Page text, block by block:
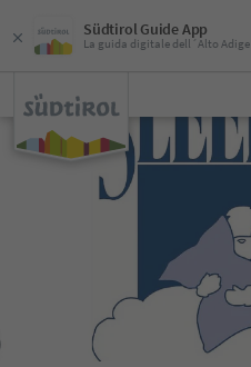
Südtirol Guide App
La guida digitale dell´Alto Adige